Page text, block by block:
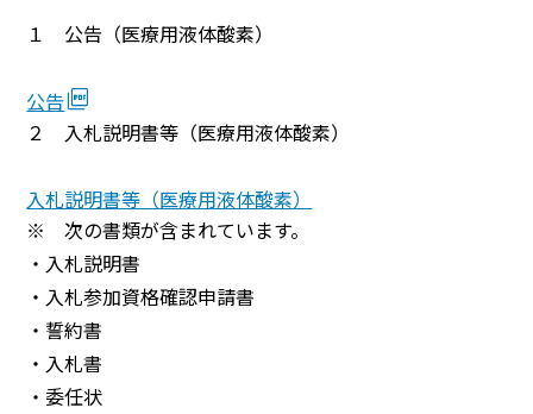
１ 公告（医療用液体酸素）
公告
２ 入札説明書等（医療用液体酸素）
入札説明書等（医療用液体酸素）
※ 次の書類が含まれています。
・入札説明書
・入札参加資格確認申請書
・誓約書
・入札書
・委任状